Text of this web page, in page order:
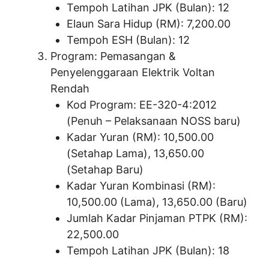
Tempoh Latihan JPK (Bulan): 12
Elaun Sara Hidup (RM): 7,200.00
Tempoh ESH (Bulan): 12
Program: Pemasangan &
Penyelenggaraan Elektrik Voltan
Rendah
Kod Program: EE-320-4:2012
(Penuh – Pelaksanaan NOSS baru)
Kadar Yuran (RM): 10,500.00
(Setahap Lama), 13,650.00
(Setahap Baru)
Kadar Yuran Kombinasi (RM):
10,500.00 (Lama), 13,650.00 (Baru)
Jumlah Kadar Pinjaman PTPK (RM):
22,500.00
Tempoh Latihan JPK (Bulan): 18